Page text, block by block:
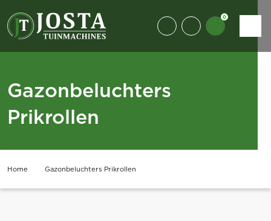
0
Gazonbeluchters
Prikrollen
Home Gazonbeluchters Prikrollen